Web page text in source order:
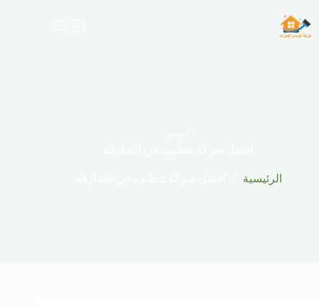
إلى
المحتوى
الرئيسية